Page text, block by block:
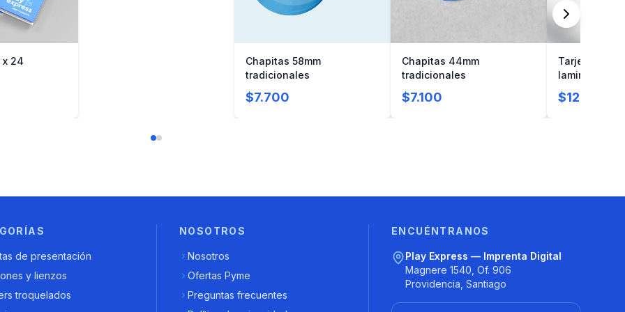
x 24
Chapitas 58mm
tradicionales
$7.700
Chapitas 44mm
tradicionales
$7.100
Tarjetas de
laminadas
$12.284
de presentación
y lienzos
troquelados
NOSOTROS
Nosotros
Ofertas Pyme
Preguntas frecuentes
ENCUÉNTRANOS
Play Express — Imprenta Digital
Magnere 1540, Of. 906
Providencia, Santiago